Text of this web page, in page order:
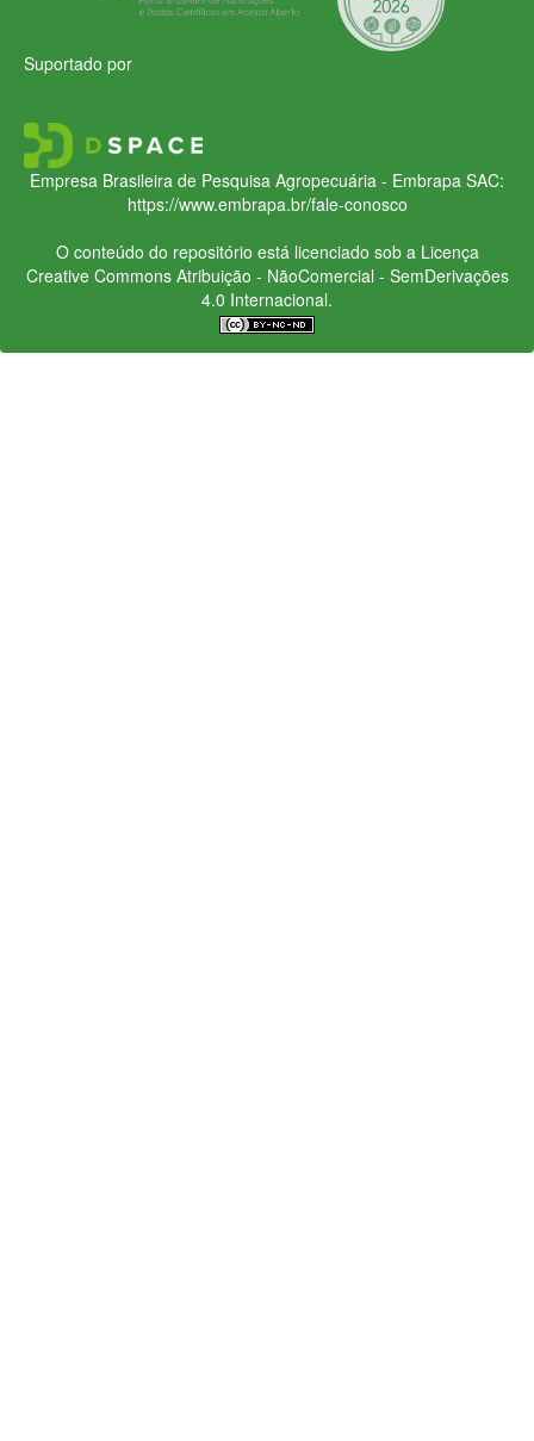
Suportado por
Empresa Brasileira de Pesquisa Agropecuária - Embrapa SAC:
https://www.embrapa.br/fale-conosco
O conteúdo do repositório está licenciado sob a Licença
Creative CommonsAtribuição - NãoComercial - SemDerivações
4.0 Internacional.